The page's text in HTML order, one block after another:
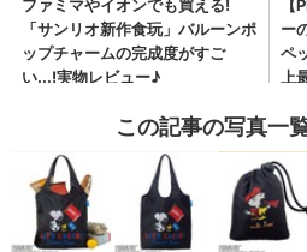
この記事の写真一